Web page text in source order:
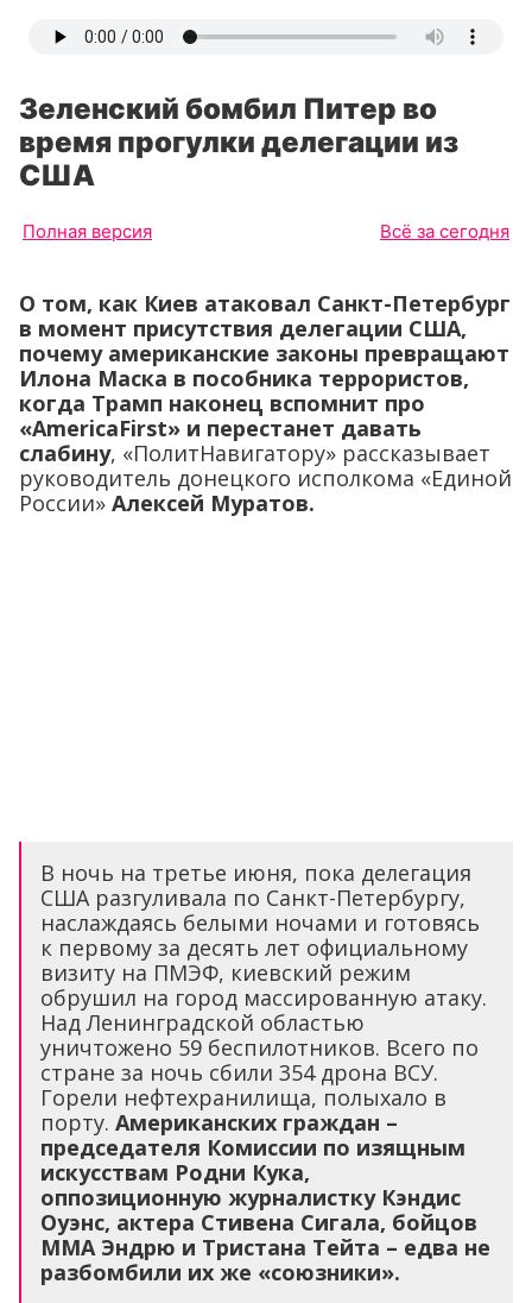
Зеленский бомбил Питер во
время прогулки делегации из
США
Полная версия Всё за сегодня
О том, как Киев атаковал Санкт-Петербург
в момент присутствия делегации США,
почему американские законы превращают
Илона Маска в пособника террористов,
когда Трамп наконец вспомнит про
«AmericaFirst» и перестанет давать
слабину, «ПолитНавигатору» рассказывает
руководитель донецкого исполкома «Единой
России» Алексей Муратов.
В ночь на третье июня, пока делегация
США разгуливала по Санкт-Петербургу,
наслаждаясь белыми ночами и готовясь
к первому за десять лет официальному
визиту на ПМЭФ, киевский режим
обрушил на город массированную атаку.
Над Ленинградской областью
уничтожено 59 беспилотников. Всего по
стране за ночь сбили 354 дрона ВСУ.
Горели нефтехранилища, полыхало в
порту. Американских граждан –
председателя Комиссии по изящным
искусствам Родни Кука,
оппозиционную журналистку Кэндис
Оуэнс, актера Стивена Сигала, бойцов
MMA Эндрю и Тристана Тейта – едва не
разбомбили их же «союзники».